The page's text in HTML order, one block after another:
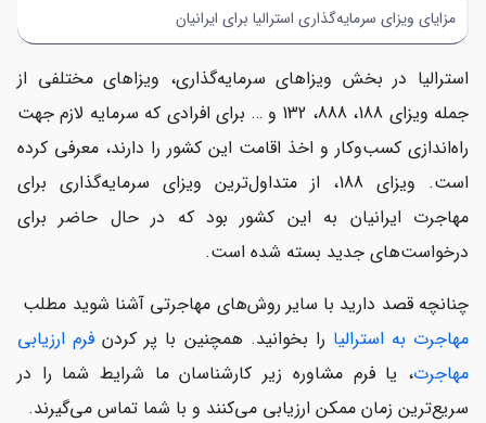
مزایای ویزای سرمایه‌گذاری استرالیا برای ایرانیان
استرالیا در بخش ویزاهای سرمایه‌گذاری، ویزاهای مختلفی از
جمله ویزای 188، 888، 132 و … برای افرادی که سرمایه لازم جهت
راه‌اندازی کسب‌وکار و اخذ اقامت این کشور را دارند، معرفی کرده
است. ویزای 188، از متداول‌ترین ویزای سرمایه‌گذاری برای
مهاجرت ایرانیان به این کشور بود که در حال حاضر برای
درخواست‌های جدید بسته شده است.
چنانچه قصد دارید با سایر روش‌های مهاجرتی آشنا شوید مطلب
مهاجرت به استرالیا را بخوانید. همچنین با پر کردن فرم ارزیابی
مهاجرت، یا فرم مشاوره زیر کارشناسان ما شرایط شما را در
سریع‌ترین زمان ممکن ارزیابی می‌کنند و با شما تماس می‌گیرند.